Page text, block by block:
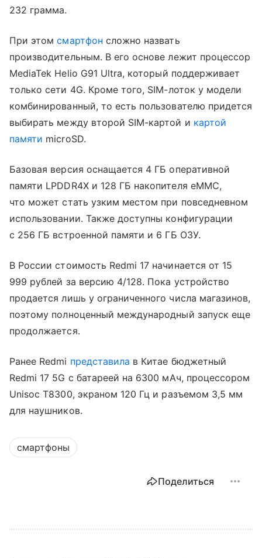
232 грамма.
При этомсмартфон сложно назвать
производительным. В его основе лежит процессор
MediaTek Helio G91 Ultra, который поддерживает
только сети 4G. Кроме того, SIM-лоток у модели
комбинированный, то есть пользователю придется
выбирать между второй SIM-картой и картой
памяти microSD.
Базовая версия оснащается 4 ГБ оперативной
памяти LPDDR4X и 128 ГБ накопителя eMMC,
что может стать узким местом при повседневном
использовании. Также доступны конфигурации
с 256 ГБ встроенной памяти и 6 ГБ ОЗУ.
В России стоимость Redmi 17 начинается от 15
999 рублей за версию 4/128. Пока устройство
продается лишь у ограниченного числа магазинов,
поэтому полноценный международный запуск еще
продолжается.
Ранее Redmi представила в Китае бюджетный
Redmi 17 5G с батареей на 6300 мАч, процессором
Unisoc T8300, экраном 120 Гц и разъемом 3,5 мм
для наушников.
смартфоны
Поделиться